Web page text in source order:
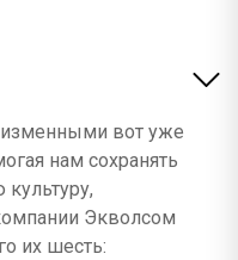
вот уже
нам сохранять
Экволсом
их шесть: